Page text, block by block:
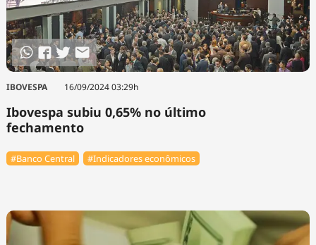
IBOVESPA 16/09/2024 03:29h
Ibovespa subiu 0,65% no último
fechamento
#Banco Central #Indicadores econômicos